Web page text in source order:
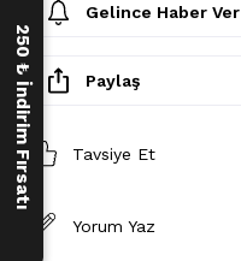
Gelince Haber Ver
Paylaş
Tavsiye Et
Yorum Yaz
250 ₺ İndirim Fırsatı